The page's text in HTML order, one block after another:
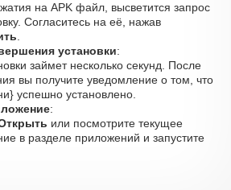
на APK файл, высветится запрос
Согласитесь на её, нажав
установки:
займет несколько секунд. После
вы получите уведомление о том, что
успешно установлено.
:
или посмотрите текущее
в разделе приложений и запустите